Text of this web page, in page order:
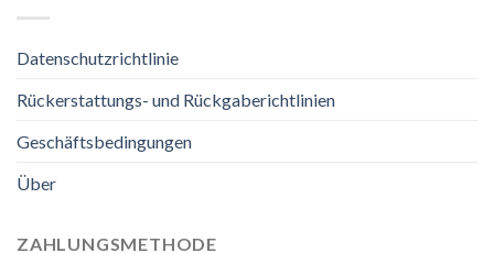
Datenschutzrichtlinie
Rückerstattungs- und Rückgaberichtlinien
Geschäftsbedingungen
Über
ZAHLUNGSMETHODE